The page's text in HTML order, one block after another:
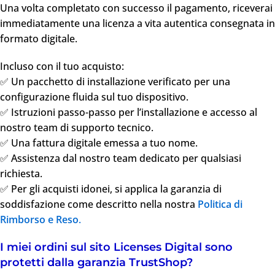
Una volta completato con successo il pagamento, riceverai
immediatamente una licenza a vita autentica consegnata in
formato digitale.
Incluso con il tuo acquisto:
✅ Un pacchetto di installazione verificato per una
configurazione fluida sul tuo dispositivo.
✅ Istruzioni passo-passo per l’installazione e accesso al
nostro team di supporto tecnico.
✅ Una fattura digitale emessa a tuo nome.
✅ Assistenza dal nostro team dedicato per qualsiasi
richiesta.
✅ Per gli acquisti idonei, si applica la garanzia di
soddisfazione come descritto nella nostra Politica di
Rimborso e Reso.
I miei ordini sul sito Licenses Digital sono
protetti dalla garanzia TrustShop?